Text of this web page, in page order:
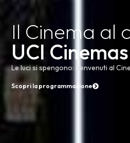
Il Cinema al
UCI
Le luci si spengono: benvenuti al
Scopri la programmazione